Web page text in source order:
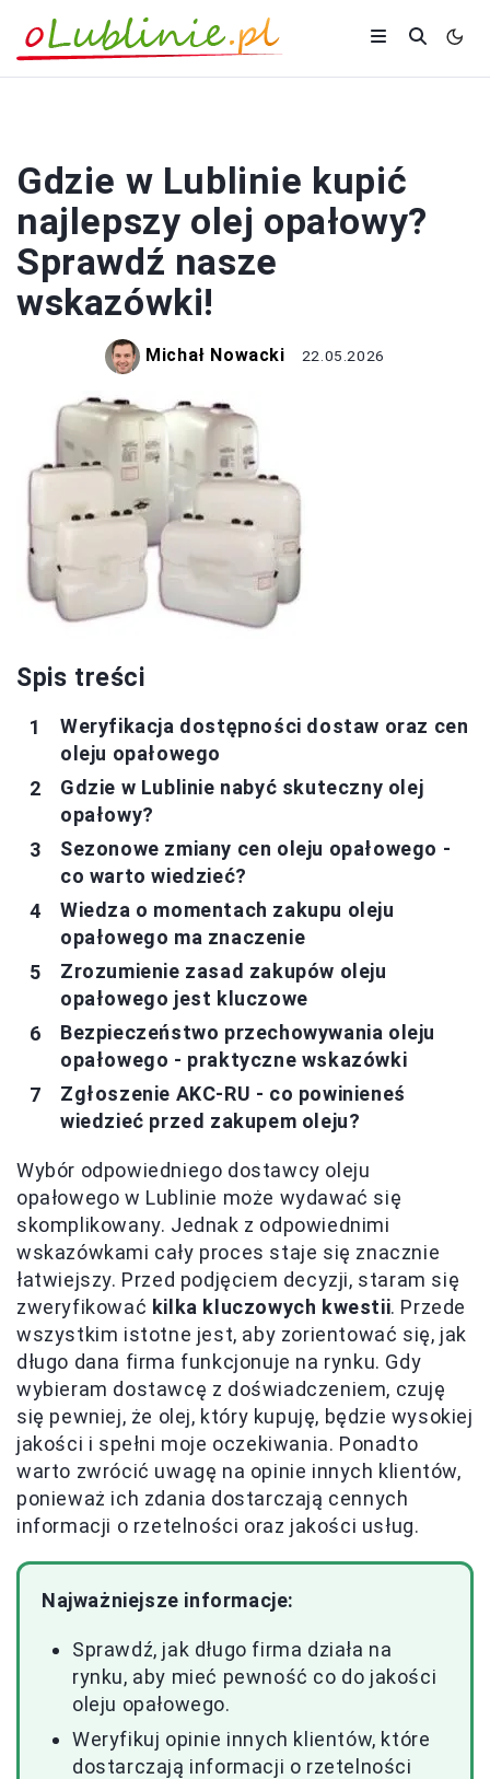
Gdzie w Lublinie kupić
najlepszy olej opałowy?
Sprawdź nasze
wskazówki!
Michał Nowacki 22.05.2026
Spis treści
Weryfikacja dostępności dostaw oraz cen
oleju opałowego
Gdzie w Lublinie nabyć skuteczny olej
opałowy?
Sezonowe zmiany cen oleju opałowego -
co warto wiedzieć?
Wiedza o momentach zakupu oleju
opałowego ma znaczenie
Zrozumienie zasad zakupów oleju
opałowego jest kluczowe
Bezpieczeństwo przechowywania oleju
opałowego - praktyczne wskazówki
Zgłoszenie AKC-RU - co powinieneś
wiedzieć przed zakupem oleju?
Wybór odpowiedniego dostawcy oleju
opałowego w Lublinie może wydawać się
skomplikowany. Jednak z odpowiednimi
wskazówkami cały proces staje się znacznie
łatwiejszy. Przed podjęciem decyzji, staram się
zweryfikować kilka kluczowych kwestii. Przede
wszystkim istotne jest, aby zorientować się, jak
długo dana firma funkcjonuje na rynku. Gdy
wybieram dostawcę z doświadczeniem, czuję
się pewniej, że olej, który kupuję, będzie wysokiej
jakości i spełni moje oczekiwania. Ponadto
warto zwrócić uwagę na opinie innych klientów,
ponieważ ich zdania dostarczają cennych
informacji o rzetelności oraz jakości usług.
Najważniejsze informacje:
Sprawdź, jak długo firma działa na
rynku, aby mieć pewność co do jakości
oleju opałowego.
Weryfikuj opinie innych klientów, które
dostarczają informacji o rzetelności